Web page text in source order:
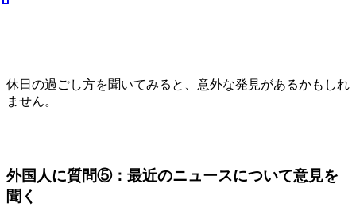
休日の過ごし方を聞いてみると、意外な発見があるかもしれ
ません。
外国人に質問⑤：最近のニュースについて意見を
聞く